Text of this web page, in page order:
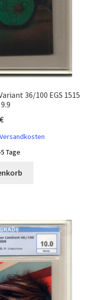
36/100 EGS 1515
€
Versandkosten
Tage